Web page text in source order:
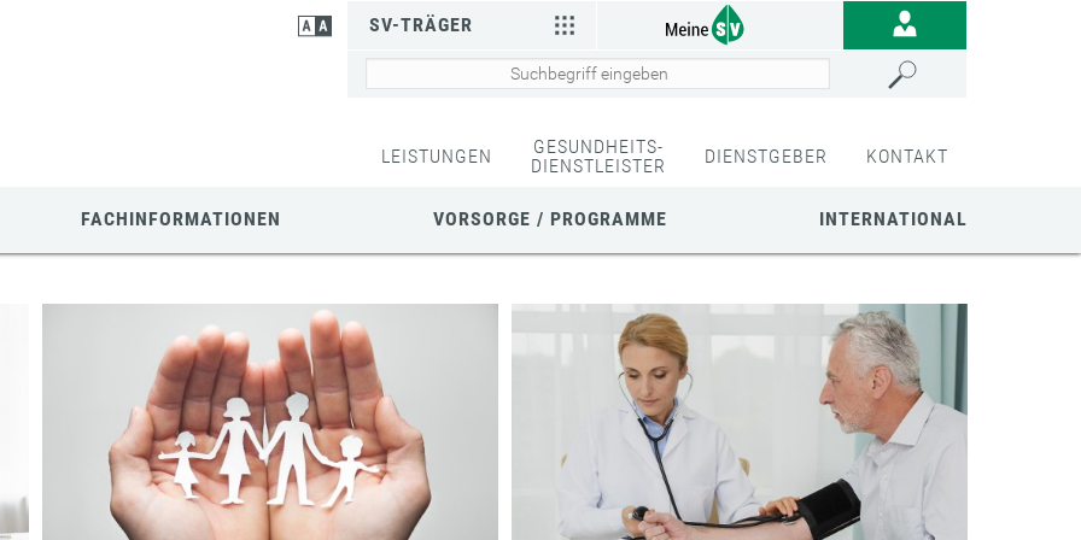
SV-TRÄGER
LEISTUNGEN
GESUNDHEITS-
DIENSTLEISTER
DIENSTGEBER KONTAKT
FACHINFORMATIONEN VORSORGE / PROGRAMME INTERNATIONAL